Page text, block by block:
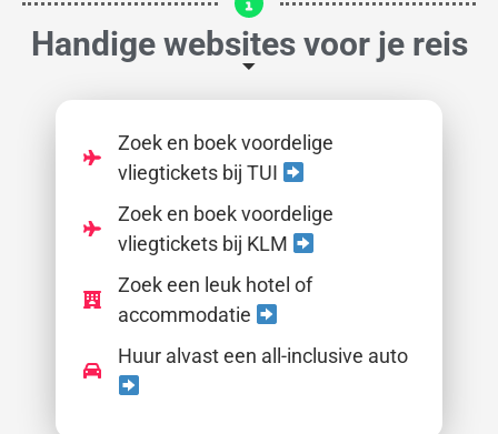
Handige websites voor je reis
Zoek en boek voordelige
vliegtickets bij TUI
Zoek en boek voordelige
vliegtickets bij KLM
Zoek een leuk hotel of
accommodatie
Huur alvast een all-inclusive auto